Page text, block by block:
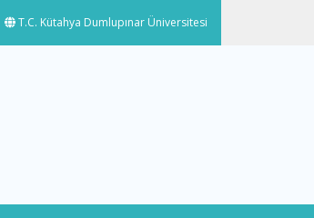
T.C. Kütahya Dumlupınar Üniversitesi